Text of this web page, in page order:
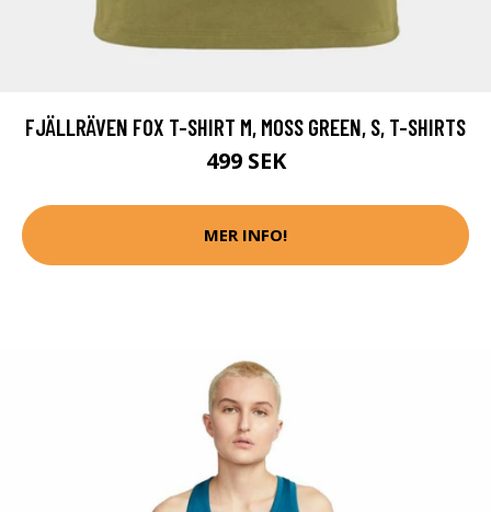
FJÄLLRÄVEN FOX T-SHIRT M, MOSS GREEN, S, T-SHIRTS
499 SEK
MER INFO!